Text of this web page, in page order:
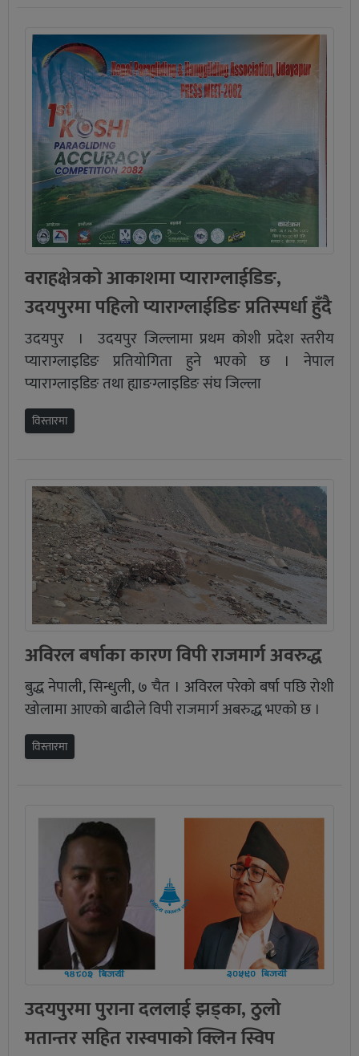
वराहक्षेत्रको आकाशमा प्याराग्लाईडिङ,
उदयपुरमा पहिलो प्याराग्लाईडिङ प्रतिस्पर्धा हुँदै
उदयपुर । उदयपुर जिल्लामा प्रथम कोशी प्रदेश स्तरीय
प्याराग्लाइडिङ प्रतियोगिता हुने भएको छ । नेपाल
प्याराग्लाइडिङ तथा ह्याङग्लाइडिङ संघ जिल्ला
विस्तारमा
अविरल बर्षाका कारण विपी राजमार्ग अवरुद्ध
बुद्ध नेपाली, सिन्धुली, ७ चैत । अविरल परेको बर्षा पछि रोशी
खोलामा आएको बाढीले विपी राजमार्ग अबरुद्ध भएको छ ।
विस्तारमा
उदयपुरमा पुराना दललाई झड्का, ठुलो
मतान्तर सहित रास्वपाको क्लिन स्विप